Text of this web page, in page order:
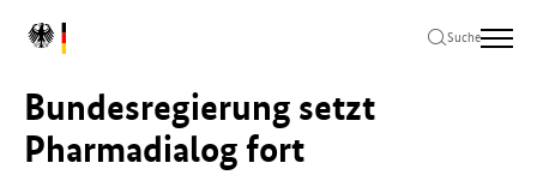
Hauptinhalt
springen
Hauptnavigation
springen
Seitenende
springen
L
o
B
u
Suche
Bundesregierung setzt
Pharmadialog fort